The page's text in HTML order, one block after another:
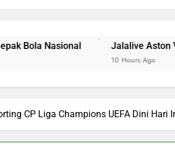
Jalalive Aston Villa vs Bayern
CP Liga Champions UEFA Dini